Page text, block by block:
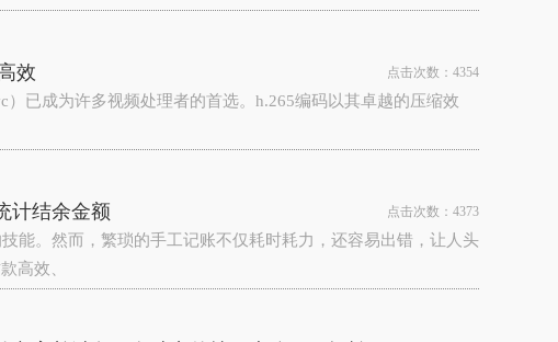
效 点击次数：4354
已成为许多视频处理者的首选。h.265编码以其卓越的压缩效
计结余金额 点击次数：4373
能。然而，繁琐的手工记账不仅耗时耗力，还容易出错，让人头
高效、